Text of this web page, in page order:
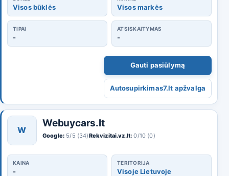
Visos būklės Visos markės
TIPAI
-
ATSISKAITYMAS
-
Gauti pasiūlymą
Autosupirkimas7.lt apžvalga
W
Webuycars.lt
Google: 5/5 (34)Rekvizitai.vz.lt: 0/10 (0)
KAINA
-
TERITORIJA
Visoje Lietuvoje